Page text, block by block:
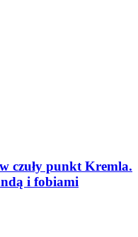
czuły punkt Kremla.
i fobiami